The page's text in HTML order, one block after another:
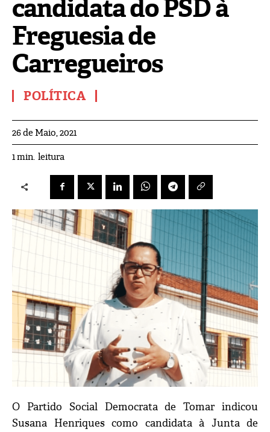
candidata do PSD à
Freguesia de
Carregueiros
POLÍTICA
26 de Maio, 2021
1min. leitura
O Partido Social Democrata de Tomar indicou
Susana Henriques como candidata à Junta de